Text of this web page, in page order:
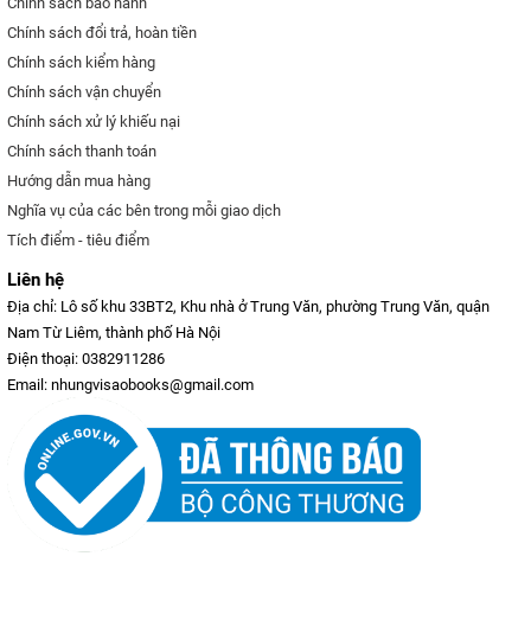
Chính sách đổi trả, hoàn tiền
Chính sách kiểm hàng
Chính sách vận chuyển
Chính sách xử lý khiếu nại
Chính sách thanh toán
Hướng dẫn mua hàng
Nghĩa vụ của các bên trong mỗi giao dịch
Tích điểm - tiêu điểm
Liên hệ
Địa chỉ: Lô số khu 33BT2, Khu nhà ở Trung Văn, phường Trung Văn, quận
Nam Từ Liêm, thành phố Hà Nội
Điện thoại: 0382911286
Email: nhungvisaobooks@gmail.com